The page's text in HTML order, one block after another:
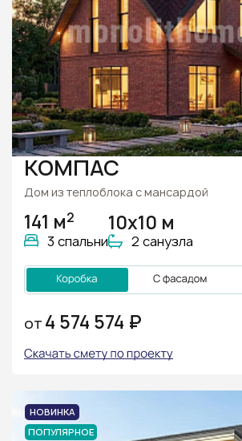
КОМПАС
Дом из теплоблока с мансардой
141 м2
3 спальни
10х10 м
2 санузла
ОТ 4 574 574 ₽
НОВИНКА
ПОПУЛЯРНОЕ